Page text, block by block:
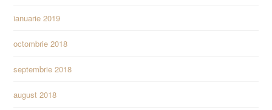
ianuarie 2019
octombrie 2018
septembrie 2018
august 2018